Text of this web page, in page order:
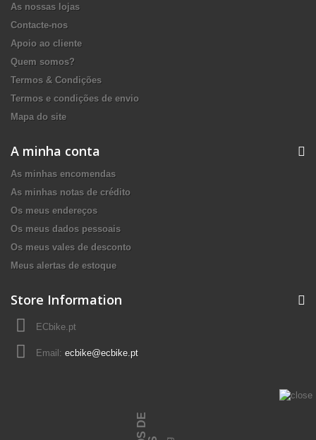
As nossas lojas
Contacte-nos
Apoio ao cliente
Quem somos?
Termos & Condições
Termos e condições de envio
Mapa do site
A minha conta
As minhas encomendas
As minhas notas de crédito
Os meus endereços
Os meus dados pessoais
Os meus vales de desconto
Meus alertas de estoque
Store Information
ECbike.pt
Email: ecbike@ecbike.pt